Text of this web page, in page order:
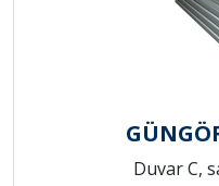
Duvar C,